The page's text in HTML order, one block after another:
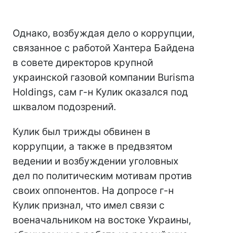
Однако, возбуждая дело о коррупции,
связанное с работой Хантера Байдена
в совете директоров крупной
украинской газовой компании Burisma
Holdings, сам г-н Кулик оказался под
шквалом подозрений.
Кулик был трижды обвинен в
коррупции, а также в предвзятом
ведении и возбуждении уголовных
дел по политическим мотивам против
своих оппонентов. На допросе г-н
Кулик признал, что имел связи с
военачальником на востоке Украины,